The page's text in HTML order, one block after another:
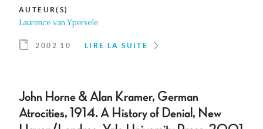
AUTEUR(S)
Laurence van Ypersele
2002 10 LIRE LA SUITE
John Horne & Alan Kramer, German
Atrocities, 1914. A History of Denial, New